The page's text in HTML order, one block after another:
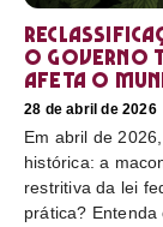
o governo
afeta o
28 de abril de 2026
Em abril de
histórica: a
restritiva da lei
prática?